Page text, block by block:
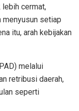
lebih cermat,
menyusun setiap
itu, arah kebijakan
melalui
retribusi daerah,
seperti